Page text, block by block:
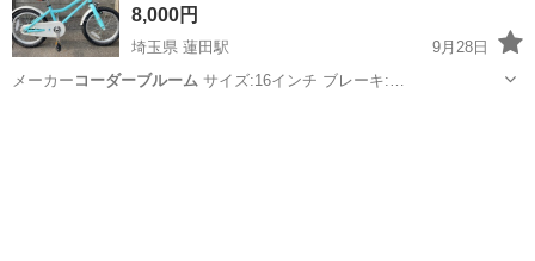
8,000円
埼玉県 蓮田駅
9月28日
メーカー コーダーブルームサイズ:16インチ ブレーキ:…